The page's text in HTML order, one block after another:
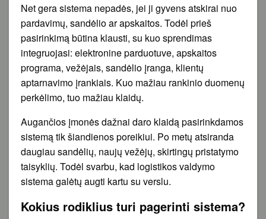
Net gera sistema nepadės, jei ji gyvens atskirai nuo
pardavimų, sandėlio ar apskaitos. Todėl prieš
pasirinkimą būtina klausti, su kuo sprendimas
integruojasi: elektronine parduotuve, apskaitos
programa, vežėjais, sandėlio įranga, klientų
aptarnavimo įrankiais. Kuo mažiau rankinio duomenų
perkėlimo, tuo mažiau klaidų.
Augančios įmonės dažnai daro klaidą pasirinkdamos
sistemą tik šiandienos poreikiui. Po metų atsiranda
daugiau sandėlių, naujų vežėjų, skirtingų pristatymo
taisyklių. Todėl svarbu, kad logistikos valdymo
sistema galėtų augti kartu su verslu.
Kokius rodiklius turi pagerinti sistema?